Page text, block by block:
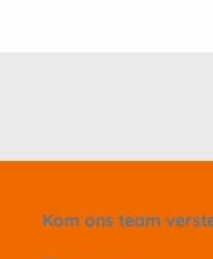
Kom ons team